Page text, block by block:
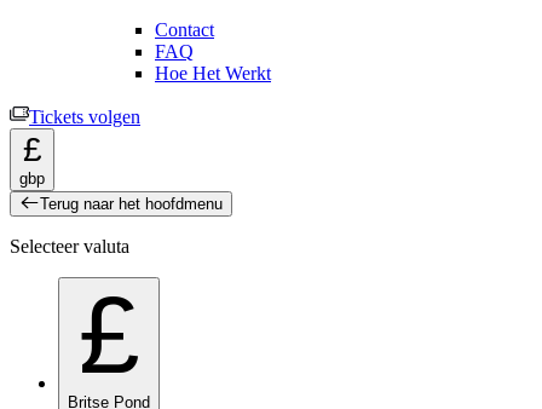
Contact
FAQ
Hoe Het Werkt
Tickets volgen
£
gbp
Terug naar het hoofdmenu
Selecteer valuta
£
Britse Pond